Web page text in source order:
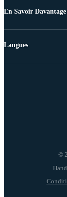
En Savoir Davantage
©
Langues